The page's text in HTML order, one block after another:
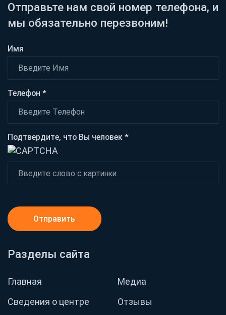
Разделы сайта
Главная
Сведения о центре
Медиа
Отзывы
Отправьте нам свой номер телефона, и
мы обязательно перезвоним!
Имя
Телефон *
Подтвердите, что Вы человек *
Отправить